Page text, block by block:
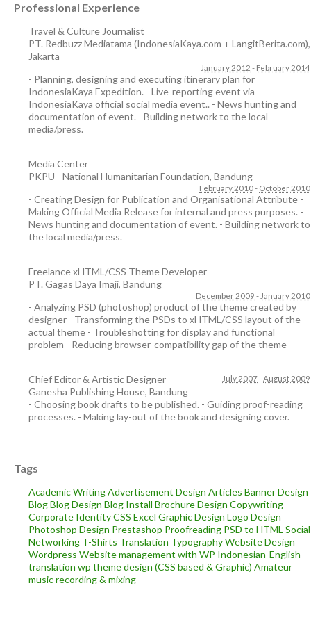
Professional Experience
Travel & Culture Journalist
PT. Redbuzz Mediatama (IndonesiaKaya.com + LangitBerita.com),
Jakarta
January 2012 - February 2014
- Planning, designing and executing itinerary plan for
IndonesiaKaya Expedition. - Live-reporting event via
IndonesiaKaya official social media event.. - News hunting and
documentation of event. - Building network to the local
media/press.
Media Center
PKPU - National Humanitarian Foundation, Bandung
February 2010- October 2010
- Creating Design for Publication and Organisational Attribute -
Making Official Media Release for internal and press purposes. -
News hunting and documentation of event. - Building network to
the local media/press.
Freelance xHTML/CSS Theme Developer
PT. Gagas Daya Imaji, Bandung
December 2009 - January 2010
- Analyzing PSD (photoshop) product of the theme created by
designer - Transforming the PSDs to xHTML/CSS layout of the
actual theme - Troubleshotting for display and functional
problem - Reducing browser-compatibility gap of the theme
Chief Editor & Artistic Designer
Ganesha Publishing House, Bandung
July 2007-August 2009
- Choosing book drafts to be published. - Guiding proof-reading
processes. - Making lay-out of the book and designing cover.
Tags
Academic WritingAdvertisement Design Articles Banner Design
BlogBlog Design Blog Install Brochure Design Copywriting
Corporate IdentityCSS Excel Graphic Design Logo Design
Photoshop Design Prestashop Proofreading PSD to HTML Social
Networking T-Shirts Translation TypographyWebsite Design
Wordpress Website management with WP Indonesian-English
translation wp theme design (CSS based & Graphic) Amateur
music recording & mixing